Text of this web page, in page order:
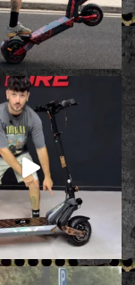
producto